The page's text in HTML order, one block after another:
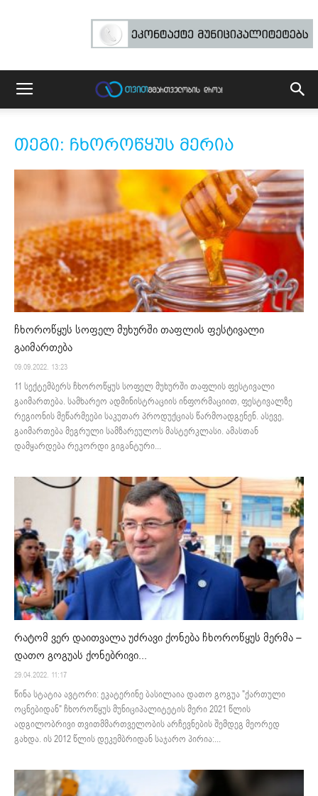
თეგი: ჩხოროწყუს მერია
ჩხოროწყუს სოფელ მუხურში თაფლის ფესტივალი
გაიმართება
09.09.2022. 13:23
11 სექტემბერს ჩხოროწყუს სოფელ მუხურში თაფლის ფესტივალი
გაიმართება. სამხარეო ადმინისტრაციის ინფორმაციით, ფესტივალზე
რეგიონის მეწარმეები საკუთარ პროდუქციას წარმოადგენენ. ასევე,
გაიმართება მეგრული სამზარეულოს მასტერკლასი. ამასთან
დამყარდება რეკორდი გიგანტური...
რატომ ვერ დაითვალა უძრავი ქონება ჩხოროწყუს მერმა –
დათო გოგუას ქონებრივი...
29.04.2022. 11:17
წინა სტატია ავტორი: ეკატერინე ბასილაია დათო გოგუა "ქართული
ოცნებიდან" ჩხოროწყუს მუნიციპალიტეტის მერი 2021 წლის
ადგილობრივი თვითმმართველობის არჩევნების შემდეგ მეორედ
გახდა. ის 2012 წლის დეკემბრიდან საჯარო პირია:...